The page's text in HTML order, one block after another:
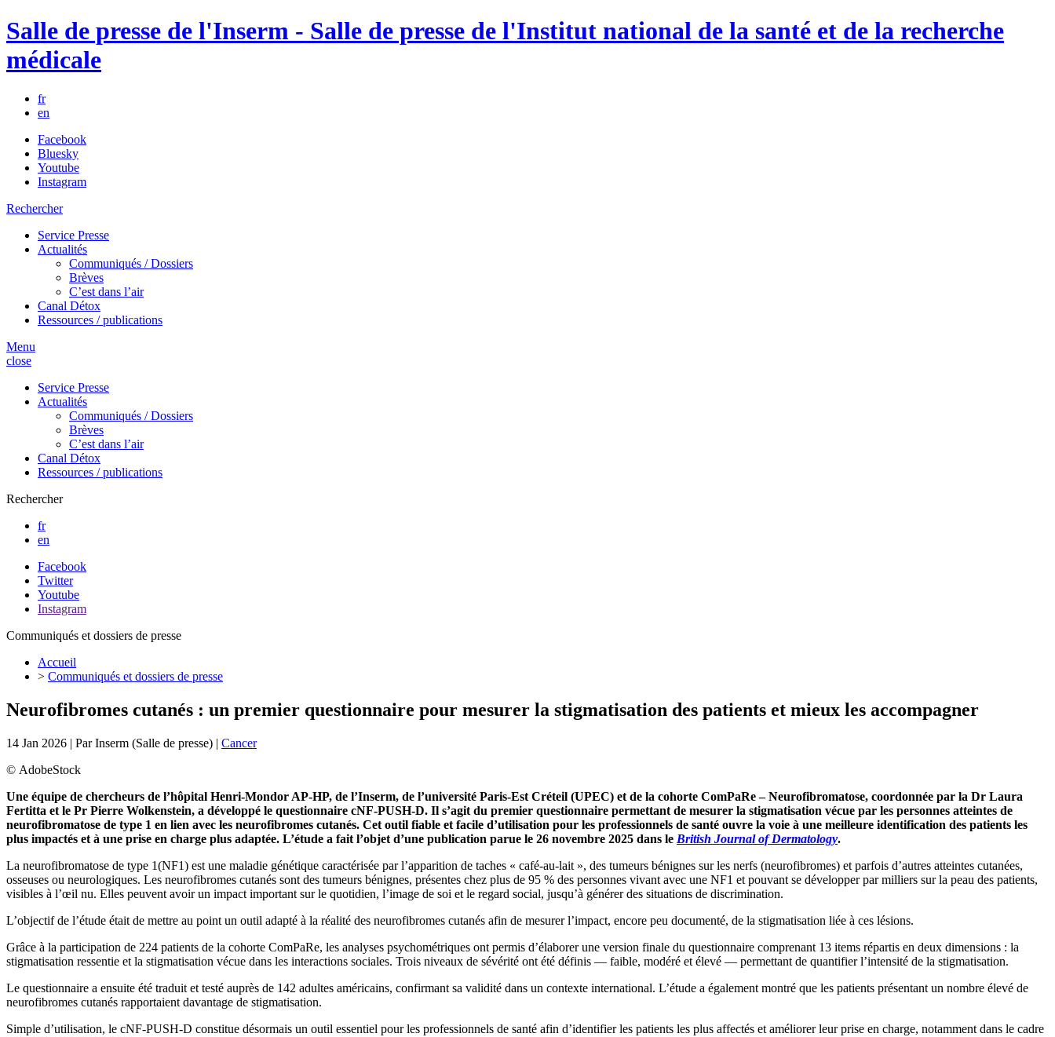
Salle de presse de l'Inserm - Salle de presse de l'Institut national de la santé et de la recherche
médicale
fr
en
Facebook
Bluesky
Youtube
Instagram
Rechercher
Service Presse
Actualités
Communiqués / Dossiers
Brèves
C’est dans l’air
Canal Détox
Ressources / publications
Menu
close
Service Presse
Actualités
Communiqués / Dossiers
Brèves
C’est dans l’air
Canal Détox
Ressources / publications
Rechercher
fr
en
Facebook
Twitter
Youtube
Instagram
Communiqués et dossiers de presse
Accueil
> Communiqués et dossiers de presse
Neurofibromes cutanés : un premier questionnaire pour mesurer la stigmatisation des patients et mieux les accompagner
14 Jan 2026 | ParInserm (Salle de presse) | Cancer
© AdobeStock
Une équipe de chercheurs de l’hôpital Henri-Mondor AP-HP, de l’Inserm, de l’université Paris-Est Créteil (UPEC) et de la cohorte ComPaRe – Neurofibromatose, coordonnée par la Dr Laura
Fertitta et le Pr Pierre Wolkenstein, a développé le questionnaire cNF-PUSH-D. Il s’agit du premier questionnaire permettant de mesurer la stigmatisation vécue par les personnes atteintes de
neurofibromatose de type 1 en lien avec les neurofibromes cutanés. Cet outil fiable et facile d’utilisation pour les professionnels de santé ouvre la voie à une meilleure identification des patients les
plus impactés et à une prise en charge plus adaptée. L’étude a fait l’objet d’une publication parue le 26 novembre 2025 dans le British Journal of Dermatology.
La neurofibromatose de type 1(NF1) est une maladie génétique caractérisée par l’apparition de taches « café-au-lait », des tumeurs bénignes sur les nerfs (neurofibromes) et parfois d’autres atteintes cutanées,
osseuses ou neurologiques. Les neurofibromes cutanés sont des tumeurs bénignes, présentes chez plus de 95 % des personnes vivant avec une NF1 et pouvant se développer par milliers sur la peau des patients,
visibles à l’œil nu. Elles peuvent avoir un impact important sur le quotidien, l’image de soi et le regard social, jusqu’à générer des situations de discrimination.
L’objectif de l’étude était de mettre au point un outil adapté à la réalité des neurofibromes cutanés afin de mesurer l’impact, encore peu documenté, de la stigmatisation liée à ces lésions.
Grâce à la participation de 224 patients de la cohorte ComPaRe, les analyses psychométriques ont permis d’élaborer une version finale du questionnaire comprenant 13 items répartis en deux dimensions : la
stigmatisation ressentie et la stigmatisation vécue dans les interactions sociales. Trois niveaux de sévérité ont été définis — faible, modéré et élevé — permettant de quantifier l’intensité de la stigmatisation.
Le questionnaire a ensuite été traduit et testé auprès de 142 adultes américains, confirmant sa validité dans un contexte international. L’étude a également montré que les patients présentant un nombre élevé de
neurofibromes cutanés rapportaient davantage de stigmatisation.
Simple d’utilisation, le cNF-PUSH-D constitue désormais un outil essentiel pour les professionnels de santé afin d’identifier les patients les plus affectés et améliorer leur prise en charge, notamment dans le cadre